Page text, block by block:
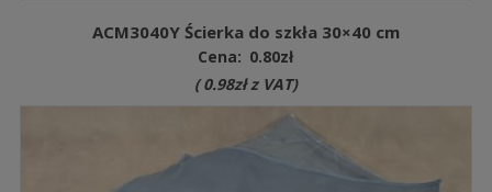
ACM3040Y Ścierka do szkła 30×40 cm
Cena: 0.80zł
( 0.98złz VAT)